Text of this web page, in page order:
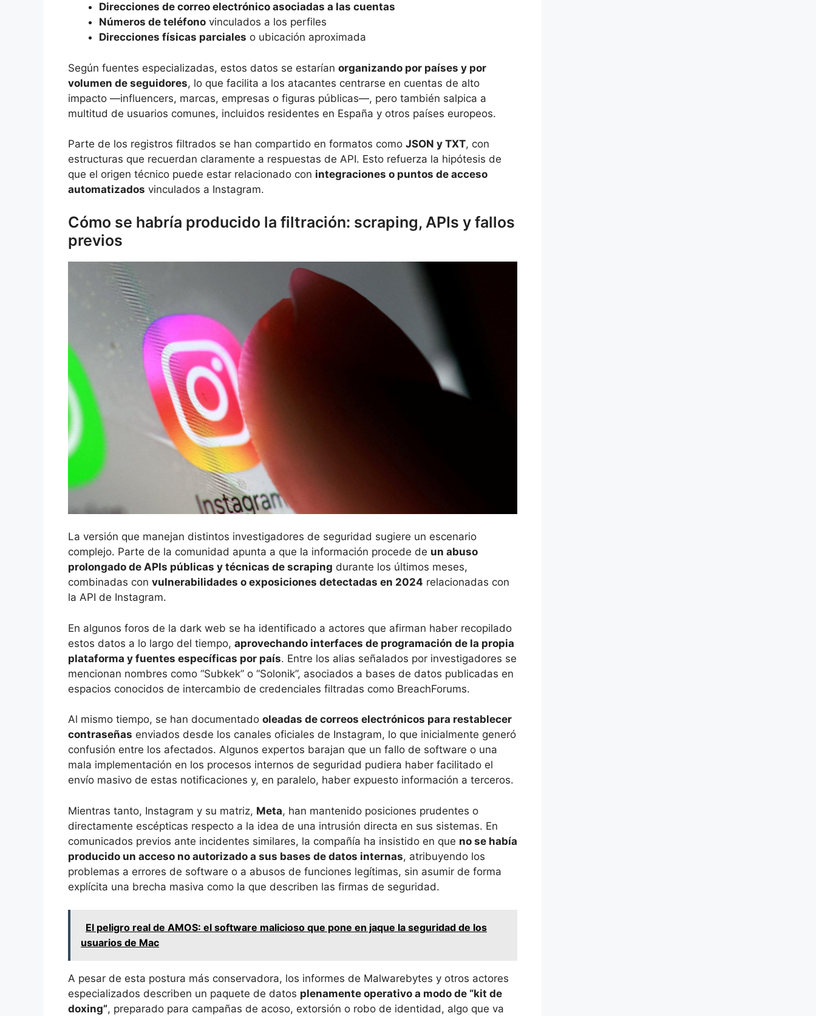
Direcciones de correo electrónico asociadas a las cuentas
Números de teléfono vinculados a los perfiles
Direcciones físicas parciales o ubicación aproximada
Según fuentes especializadas, estos datos se estarían organizando por países y por
volumen de seguidores, lo que facilita a los atacantes centrarse en cuentas de alto
impacto —influencers, marcas, empresas o figuras públicas—, pero también salpica a
multitud de usuarios comunes, incluidos residentes en España y otros países europeos.
Parte de los registros filtrados se han compartido en formatos como JSON y TXT, con
estructuras que recuerdan claramente a respuestas de API. Esto refuerza la hipótesis de
que el origen técnico puede estar relacionado con integraciones o puntos de acceso
automatizados vinculados a Instagram.
Cómo se habría producido la filtración: scraping, APIs y fallos
previos
La versión que manejan distintos investigadores de seguridad sugiere un escenario
complejo. Parte de la comunidad apunta a que la información procede de un abuso
prolongado de APIs públicas y técnicas de scraping durante los últimos meses,
combinadas con vulnerabilidades o exposiciones detectadas en 2024 relacionadas con
la API de Instagram.
En algunos foros de la dark web se ha identificado a actores que afirman haber recopilado
estos datos a lo largo del tiempo, aprovechando interfaces de programación de la propia
plataforma y fuentes específicas por país. Entre los alias señalados por investigadores se
mencionan nombres como “Subkek” o “Solonik”, asociados a bases de datos publicadas en
espacios conocidos de intercambio de credenciales filtradas como BreachForums.
Al mismo tiempo, se han documentado oleadas de correos electrónicos para restablecer
contraseñas enviados desde los canales oficiales de Instagram, lo que inicialmente generó
confusión entre los afectados. Algunos expertos barajan que un fallo de software o una
mala implementación en los procesos internos de seguridad pudiera haber facilitado el
envío masivo de estas notificaciones y, en paralelo, haber expuesto información a terceros.
Mientras tanto, Instagram y su matriz, Meta, han mantenido posiciones prudentes o
directamente escépticas respecto a la idea de una intrusión directa en sus sistemas. En
comunicados previos ante incidentes similares, la compañía ha insistido en que no se había
producido un acceso no autorizado a sus bases de datos internas, atribuyendo los
problemas a errores de software o a abusos de funciones legítimas, sin asumir de forma
explícita una brecha masiva como la que describen las firmas de seguridad.
El peligro real de AMOS: el software malicioso que pone en jaque la seguridad de los
usuarios de Mac
A pesar de esta postura más conservadora, los informes de Malwarebytes y otros actores
especializados describen un paquete de datos plenamente operativo a modo de “kit de
doxing”, preparado para campañas de acoso, extorsión o robo de identidad, algo que va